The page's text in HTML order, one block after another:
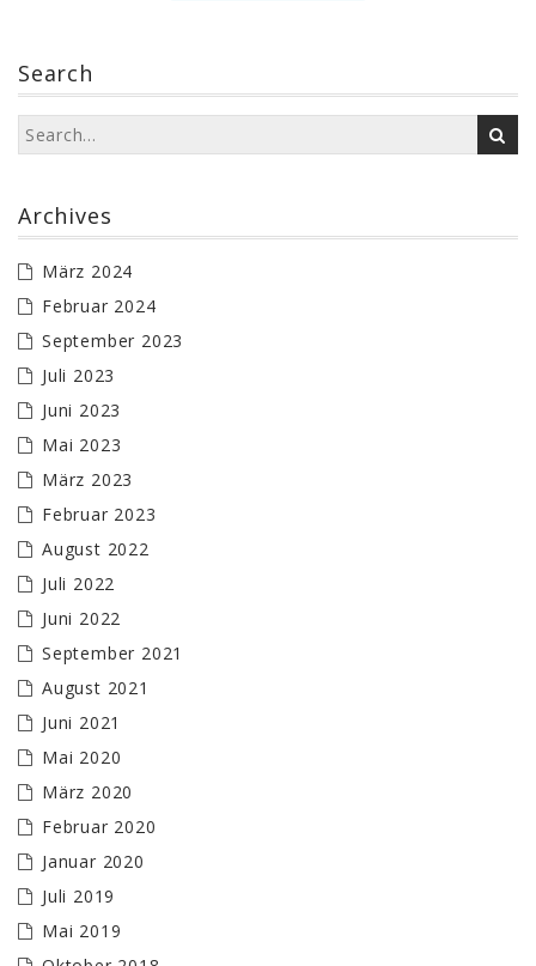
Search
Archives
März 2024
Februar 2024
September 2023
Juli 2023
Juni 2023
Mai 2023
März 2023
Februar 2023
August 2022
Juli 2022
Juni 2022
September 2021
August 2021
Juni 2021
Mai 2020
März 2020
Februar 2020
Januar 2020
Juli 2019
Mai 2019